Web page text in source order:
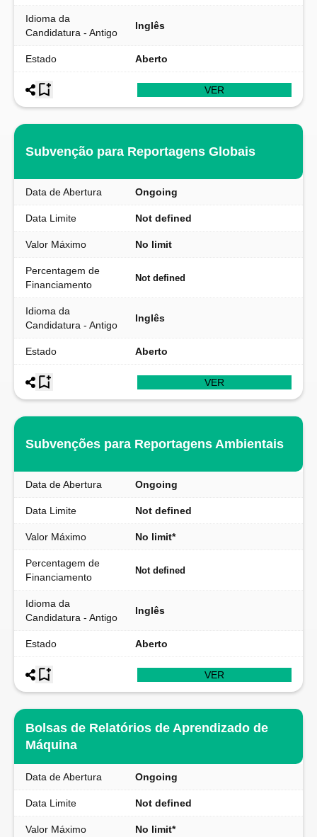
Idioma da
Candidatura - Antigo
Inglês
Estado Aberto
VER
Subvenção para Reportagens Globais
Data de Abertura Ongoing
Data Limite Not defined
Valor Máximo No limit
Percentagem de
Financiamento
Not defined
Idioma da
Candidatura - Antigo
Inglês
Estado Aberto
VER
Subvenções para Reportagens Ambientais
Data de Abertura Ongoing
Data Limite Not defined
Valor Máximo No limit*
Percentagem de
Financiamento
Not defined
Idioma da
Candidatura - Antigo
Inglês
Estado Aberto
VER
Bolsas de Relatórios de Aprendizado de
Máquina
Data de Abertura Ongoing
Data Limite Not defined
Valor Máximo No limit*